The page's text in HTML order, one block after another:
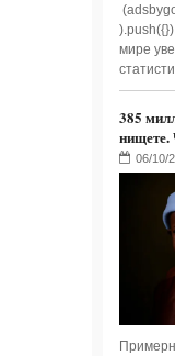
мире
385
нищете.